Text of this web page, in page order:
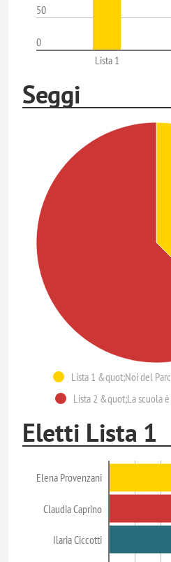
50
0
Lista 1
Seggi
Lista 1 &quot;Noi del
Lista 2 &quot;La scuola
Eletti Lista 1
Elena Provenzani
Claudia Caprino
Ilaria Ciccotti